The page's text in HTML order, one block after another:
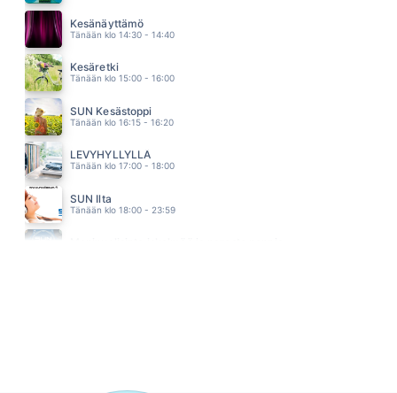
DISCO
02.47
Kesänäyttämö
Tänään klo 14:30 - 14:40
Kesäretki
Tänään klo 15:00 - 16:00
SUN Kesästoppi
Tänään klo 16:15 - 16:20
LEVYHYLLYLLÄ
Tänään klo 17:00 - 18:00
SUN Ilta
Tänään klo 18:00 - 23:59